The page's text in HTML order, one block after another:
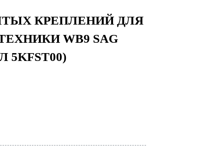
КРЕПЛЕНИЙ ДЛЯ
WB9 SAG